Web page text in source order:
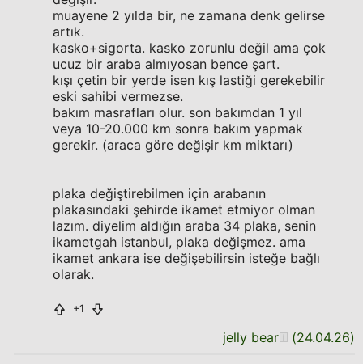
muayene 2 yılda bir, ne zamana denk gelirse
artık.
kasko+sigorta. kasko zorunlu değil ama çok
ucuz bir araba almıyosan bence şart.
kışı çetin bir yerde isen kış lastiği gerekebilir
eski sahibi vermezse.
bakım masrafları olur. son bakımdan 1 yıl
veya 10-20.000 km sonra bakım yapmak
gerekir. (araca göre değişir km miktarı)
plaka değiştirebilmen için arabanın
plakasındaki şehirde ikamet etmiyor olman
lazım. diyelim aldığın araba 34 plaka, senin
ikametgah istanbul, plaka değişmez. ama
ikamet ankara ise değişebilirsin isteğe bağlı
olarak.
+1
jelly bear (24.04.26)